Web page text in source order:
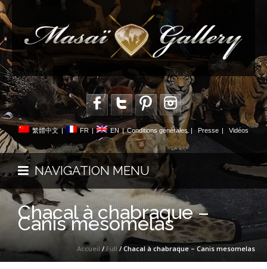
繁體中文 | FR | EN | Conditions générales Presse Vidéos
NAVIGATION MENU
Chacal à chabraque –
Canis mesomelas
Accueil/Full/ Chacal à chabraque – Canis mesomelas